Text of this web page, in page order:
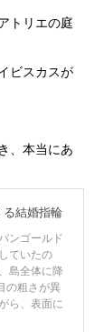
トリエの庭
ビスカスが
、本当にあ